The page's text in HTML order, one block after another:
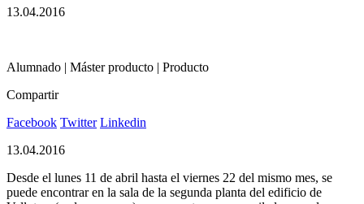
13.04.2016
Alumnado | Máster producto | Producto
Compartir
Facebook Twitter Linkedin
13.04.2016
Desde el lunes 11 de abril hasta el viernes 22 del mismo mes, se
puede encontrar en la sala de la segunda planta del edificio de